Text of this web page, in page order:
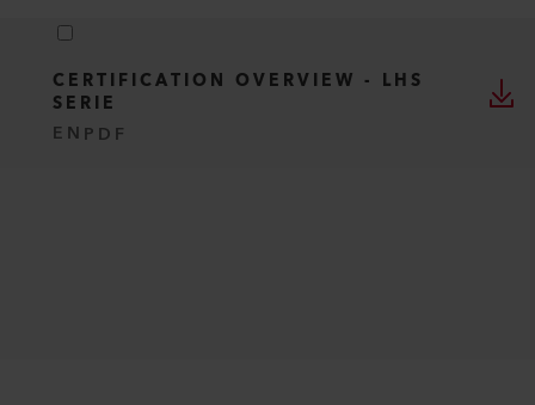
CERTIFICATION OVERVIEW - LHS
SERIE
EN PDF